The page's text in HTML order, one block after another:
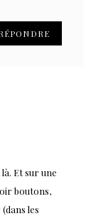
là. Et sur une
boutons,
les